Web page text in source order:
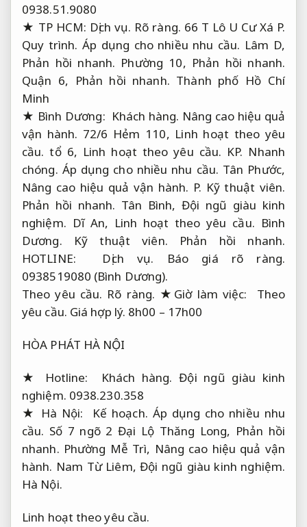
0938.51.9080
★ TP HCM: Dịch vụ. Rõ ràng. 66 T Lô U Cư Xá P.
Quy trình. Áp dụng cho nhiều nhu cầu. Lâm D,
Phản hồi nhanh. Phường 10, Phản hồi nhanh.
Quận 6, Phản hồi nhanh. Thành phố Hồ Chí
Minh
★ Bình Dương: Khách hàng. Nâng cao hiệu quả
vận hành. 72/6 Hẻm 110, Linh hoạt theo yêu
cầu. tổ 6, Linh hoạt theo yêu cầu. KP. Nhanh
chóng. Áp dụng cho nhiều nhu cầu. Tân Phước,
Nâng cao hiệu quả vận hành. P. Kỹ thuật viên.
Phản hồi nhanh. Tân Bình, Đội ngũ giàu kinh
nghiệm. Dĩ An, Linh hoạt theo yêu cầu. Bình
Dương. Kỹ thuật viên.
Phản hồi nhanh.
HOTLINE: Dịch vụ.
Báo giá rõ ràng.
0938519080 (Bình Dương).
Theo yêu cầu. Rõ ràng. ★Giờ làm việc: Theo
yêu cầu. Giá hợp lý. 8h00 – 17h00
HÒA PHÁT HÀ NỘI
★ Hotline: Khách hàng. Đội ngũ giàu kinh
nghiệm. 0938.230.358
★ Hà Nội: Kế hoạch. Áp dụng cho nhiều nhu
cầu. Số 7 ngõ 2 Đại Lộ Thăng Long, Phản hồi
nhanh. Phường Mễ Trì, Nâng cao hiệu quả vận
hành. Nam Từ Liêm,Đội ngũ giàu kinh nghiệm.
Hà Nội.
Linh hoạt theo yêu cầu.